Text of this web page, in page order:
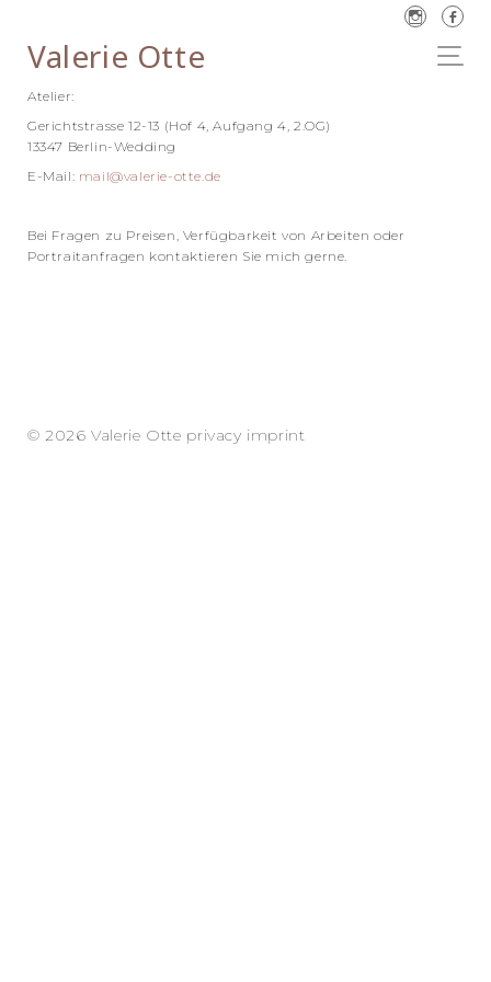
Valerie Otte
Atelier:
Gerichtstrasse 12-13 (Hof 4, Aufgang 4, 2.OG)
13347 Berlin-Wedding
E-Mail: mail@valerie-otte.de
Bei Fragen zu Preisen, Verfügbarkeit von Arbeiten oder
Portraitanfragen kontaktieren Sie mich gerne.
© 2026 Valerie Otte privacy imprint